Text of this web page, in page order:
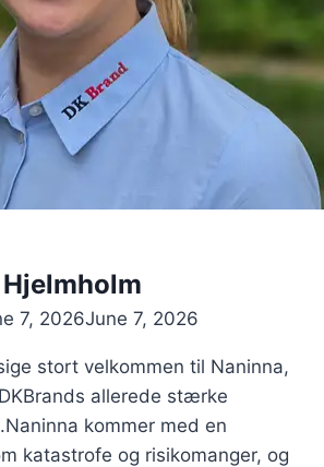
7, 2026June 7, 2026
stort velkommen til Naninna,
allerede stærke
kommer med en
katastrofe og risikomanger, og